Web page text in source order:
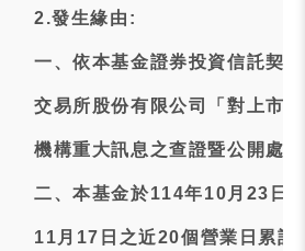
2.發生緣由:
一、依本基金證券投資信託契
交易所股份有限公司「對上市
機構重大訊息之查證暨公開處
二、本基金於114年10月23日
11月17日之近20個營業日累